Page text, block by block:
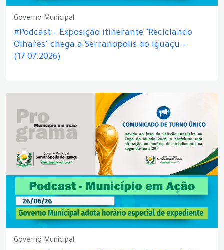
Governo Municipal
#Podcast – Exposição itinerante "Reciclando
Olhares" chega a Serranópolis do Iguaçu –
(17.07.2026)
Governo Municipal